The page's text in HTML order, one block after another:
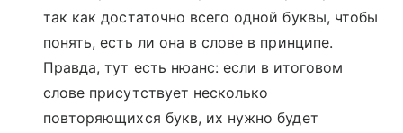
так как достаточно всего одной буквы, чтобы
понять, есть ли она в слове в принципе.
Правда, тут есть нюанс: если в итоговом
слове присутствует несколько
повторяющихся букв, их нужно будет